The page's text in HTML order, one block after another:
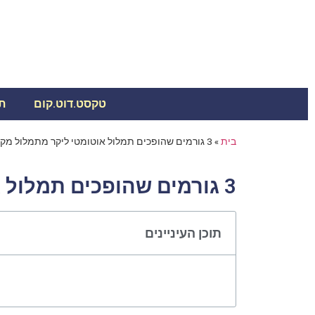
טקסט.דוט.קום
בית» 3 גורמים שהופכים תמלול אוטומטי ליקר מתמלול מקצועי
3 גורמים שהופכים תמלול אוטומטי ליקר מתמלול מקצועי
תוכן העיניינים